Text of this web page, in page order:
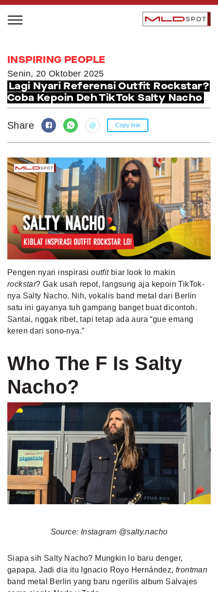
LOCAL GREATNESS
INSPIRING PEOPLE
INSPIRING PRODUCTS
INSPIRING PLACES
INSPIRING COMMUNITIES
TRENDING
EVENTS
MLDPODCAST
VIDEOS
MLDPOINTS
INSPIRING PEOPLE
Senin, 20 Oktober 2025
Lagi Nyari Referensi Outfit Rockstar?
Coba Kepoin Deh TikTok Salty Nacho
Share Copy link
Pengen nyari inspirasioutfitbiar look lo makin
rockstar? Gak usah repot, langsung aja kepoin TikTok-
nya Salty Nacho. Nih, vokalis band metal dari Berlin
satu ini gayanya tuh gampang banget buat dicontoh.
Santai, nggak ribet, tapi tetap ada aura “gue emang
keren dari sono-nya.”
Who The F Is Salty
Nacho?
Source: Instagram @salty.nacho
Siapa sih Salty Nacho? Mungkin lo baru denger,
gapapa. Jadi dia itu Ignacio Royo Hernández, frontman
band metal Berlin yang baru ngerilis album Salvajes